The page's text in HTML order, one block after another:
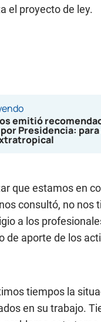
el proyecto de ley.
emitió
Presidencia:
que estamos en
consultó, no
a los
de aporte de los
tiempos la
en su trabajo.